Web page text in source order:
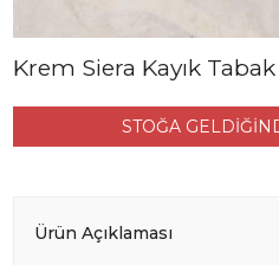
Krem Siera Kayık
STOĞA
Ürün Açıklaması